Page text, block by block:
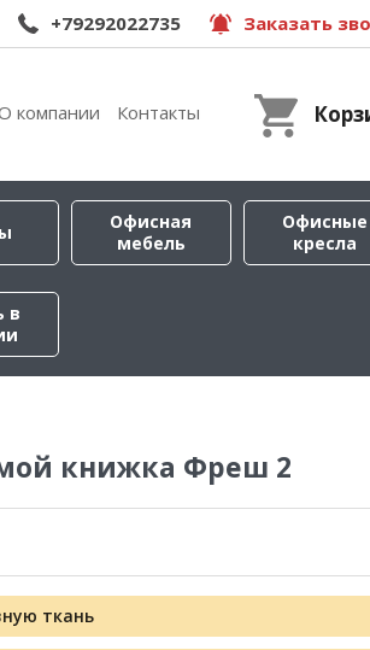
+79292022735 Заказать
компании Контакты
Офисная
мебель
Офисные
кресла
в
книжка Фреш 2
ткань